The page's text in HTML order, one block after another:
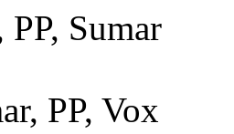
Sumar
PP, Vox